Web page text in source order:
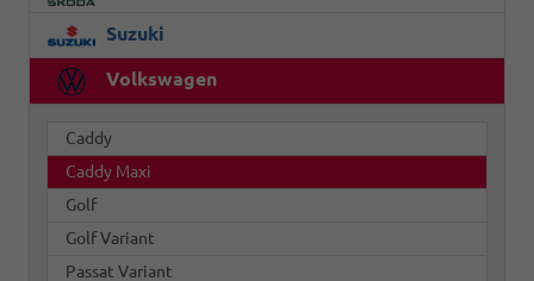
Suzuki
Volkswagen
Caddy
Caddy Maxi
Golf
Golf Variant
Passat Variant